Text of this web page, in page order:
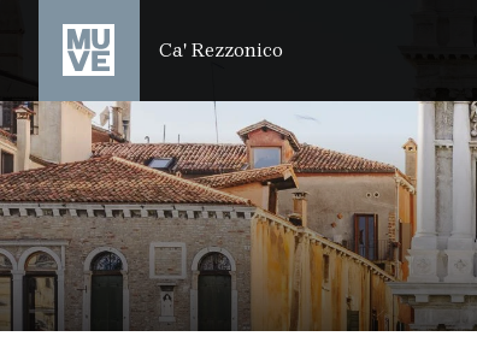
SALTA AL CONTENUTO PRINCIPALE
Ca' Rezzonico